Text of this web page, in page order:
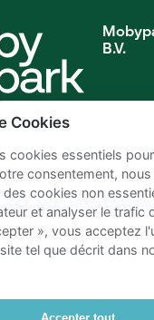
B.V.
Cookies
cookies essentiels
consentement,
cookies non
et analyser le trafic
», vous acceptez
tel que décrit dans